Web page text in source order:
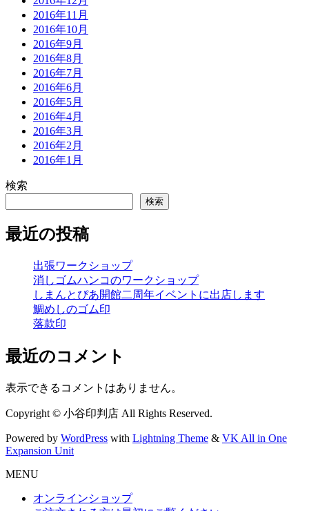
2016年11月
2016年10月
2016年9月
2016年8月
2016年7月
2016年6月
2016年5月
2016年4月
2016年3月
2016年2月
2016年1月
検索
検索
最近の投稿
出張ワークショップ
消しゴムハンコのワークショップ
しまんとぴあ開館二周年イベントに出店します
鯛めしのゴム印
落款印
最近のコメント
表示できるコメントはありません。
Copyright © 小谷印判店 All Rights Reserved.
Powered by WordPress with Lightning Theme & VK All in One
Expansion Unit
MENU
オンラインショップ